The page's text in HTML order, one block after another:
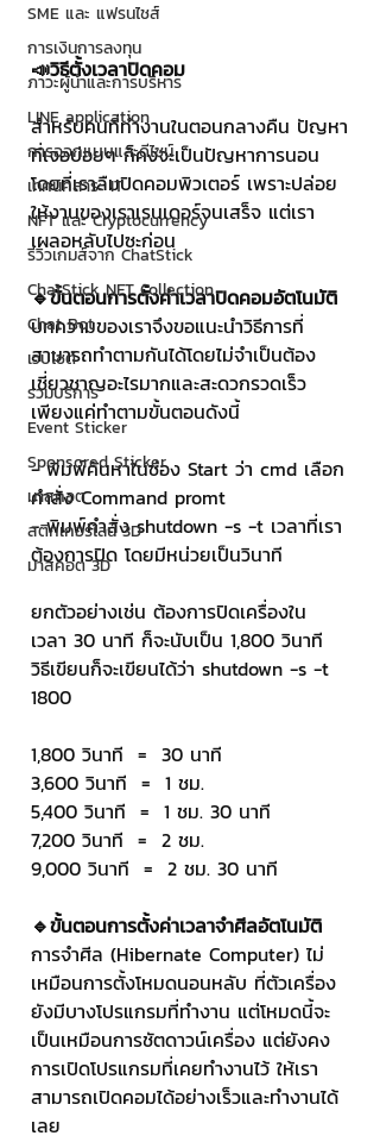
SME และ แฟรนไชส์
การเงินการลงทุน
ภาวะผู้นำและการบริหาร
LINE application
การออกแบบและดีไซน์
เทคนิคสาระ IT
NFT และ Cryptocurrency
รีวิวเกมส์จาก ChatStick
ChatStick NFT Collection
Chat Bot
เวบไซต์
รวมบริการ
Event Sticker
Sponsored Sticker
มาสคอต
สติกเกอร์ไลน์ 3D
มาสคอต 3D
📣วิธีตั้งเวลาปิดคอม
สำหรับคนที่ทำงานในตอนกลางคืน ปัญหา
ที่เจอบ่อยๆ ก็คงจะเป็นปัญหาการนอน
โดยที่เราลืมปิดคอมพิวเตอร์ เพราะปล่อย
ให้งานของเราเรนเดอร์จนเสร็จ แต่เรา
เผลอหลับไปซะก่อน
🔹ขั้นตอนการตั้งค่าเวลาปิดคอมอัตโนมัติ
บทความของเราจึงขอแนะนำวิธีการที่
สามารถทำตามกันได้โดยไม่จำเป็นต้อง
เชี่ยวชาญอะไรมากและสะดวกรวดเร็ว
เพียงแค่ทำตามขั้นตอนดังนี้
- พิมพ์ค้นหาในช่อง Start ว่า cmd เลือก
คำสั่ง Command promt
- พิมพ์คำสั่ง shutdown -s -t เวลาที่เรา
ต้องการปิด โดยมีหน่วยเป็นวินาที
ยกตัวอย่างเช่น ต้องการปิดเครื่องใน
เวลา 30 นาที ก็จะนับเป็น 1,800 วินาที
วิธีเขียนก็จะเขียนได้ว่า shutdown -s -t
1800
1,800 วินาที  =  30 นาที
3,600 วินาที  =  1 ชม.
5,400 วินาที  =  1 ชม. 30 นาที
7,200 วินาที  =  2 ชม.
9,000 วินาที  =  2 ชม. 30 นาที
🔹ขั้นตอนการตั้งค่าเวลาจำศีลอัตโนมัติ
การจำศีล (Hibernate Computer) ไม่
เหมือนการตั้งโหมดนอนหลับ ที่ตัวเครื่อง
ยังมีบางโปรแกรมที่ทำงาน แต่โหมดนี้จะ
เป็นเหมือนการชัตดาวน์เครื่อง แต่ยังคง
การเปิดโปรแกรมที่เคยทำงานไว้ ให้เรา
สามารถเปิดคอมได้อย่างเร็วและทำงานได้
เลย